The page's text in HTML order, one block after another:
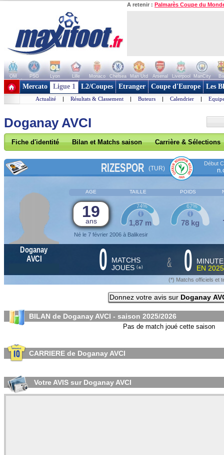
A retenir : Palmarès Coupe du
OM PSG Lyon Lille Monaco Chelsea Man Utd Arsenal Liverpool ManCity
+ de clubs
Mercato Ligue 1 L2/Coupes Etranger Coupe d'Europe Les
Actualité | Résultats & Classement | Buteurs | Calendrier |
Doganay AVCI
Fiche d'identité Bilan et Matchs saison Carrière & Sélections
RIZESPOR (TUR)
Début
AGE TAILLE POIDS
19
ans
Né le 7 février 2006 à Balikesir
1,87 m
74%
78 kg
67%
Doganay
AVCI
0 MATCHS
JOUES (*) & 0
EN
(*) Matchs officiels et
Donnez votre avis sur Doganay
BILAN de Doganay AVCI - saison 2025/2026
Pas de match joué cette saison
CARRIERE de Doganay AVCI
Votre AVIS sur Doganay AVCI